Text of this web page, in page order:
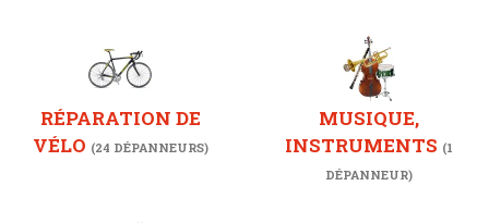
RÉPARATION DE
VÉLO (24 DÉPANNEURS)
MUSIQUE,
INSTRUMENTS (1
DÉPANNEUR)